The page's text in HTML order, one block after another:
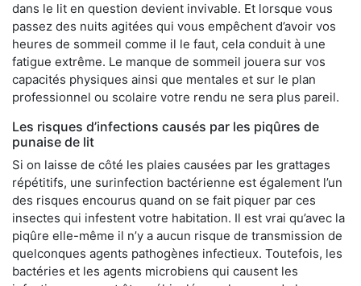
dans le lit en question devient invivable. Et lorsque vous
passez des nuits agitées qui vous empêchent d’avoir vos
heures de sommeil comme il le faut, cela conduit à une
fatigue extrême. Le manque de sommeil jouera sur vos
capacités physiques ainsi que mentales et sur le plan
professionnel ou scolaire votre rendu ne sera plus pareil.
Les risques d’infections causés par les piqûres de
punaise de lit
Si on laisse de côté les plaies causées par les grattages
répétitifs, une surinfection bactérienne est également l’un
des risques encourus quand on se fait piquer par ces
insectes qui infestent votre habitation. Il est vrai qu’avec la
piqûre elle-même il n’y a aucun risque de transmission de
quelconques agents pathogènes infectieux. Toutefois, les
bactéries et les agents microbiens qui causent les